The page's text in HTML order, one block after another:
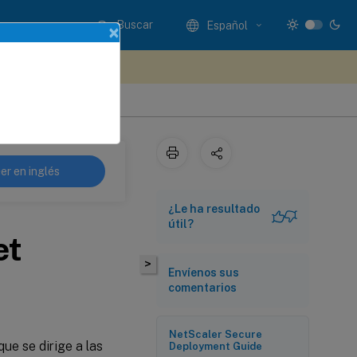
Buscar Español
en inglés
se dirige a las
>
¿Le ha resultado
útil?
Envíenos sus
comentarios
NetScaler Secure
Deployment Guide
×